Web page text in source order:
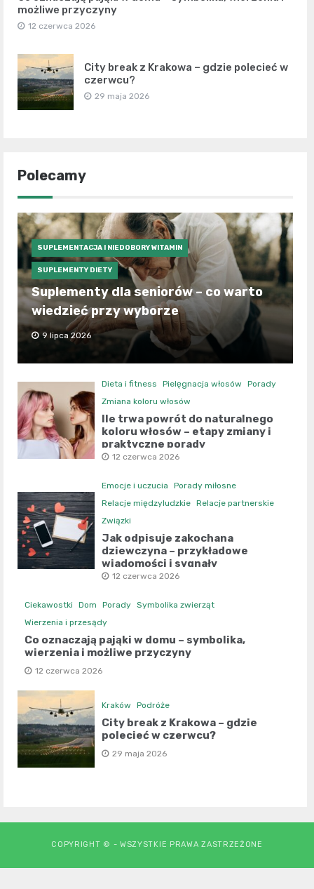
możliwe przyczyny
12 czerwca 2026
City break z Krakowa – gdzie polecieć w
czerwcu?
29 maja 2026
Polecamy
SUPLEMENTACJA I NIEDOBORY WITAMIN
SUPLEMENTY DIETY
Suplementy dla seniorów – co warto
wiedzieć przy wyborze
9 lipca 2026
Dieta i fitness Pielęgnacja włosów
Porady
Zmiana koloru włosów
Ile trwa powrót do naturalnego
koloru włosów – etapy zmiany i
praktyczne porady
12 czerwca 2026
Emocje i uczucia
Porady miłosne
Relacje międzyludzkie Relacje partnerskie
Związki
Jak odpisuje zakochana
dziewczyna – przykładowe
wiadomości i sygnały
12 czerwca 2026
Ciekawostki Dom Porady Symbolika zwierząt
Wierzenia i przesądy
Co oznaczają pająki w domu – symbolika,
wierzenia i możliwe przyczyny
12 czerwca 2026
Kraków Podróże
City break z Krakowa – gdzie
polecieć w czerwcu?
29 maja 2026
COPYRIGHT © - WSZYSTKIE PRAWA ZASTRZEŻONE